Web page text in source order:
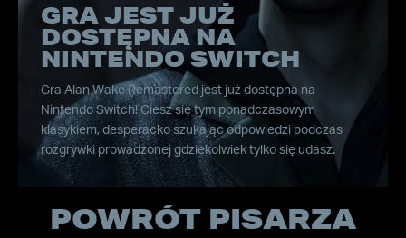
GRA JEST JUŻ
DOSTĘPNA NA
NINTENDO SWITCH
Gra Alan Wake Remastered jest już dostępna na
Nintendo Switch! Ciesz się tym ponadczasowym
klasykiem, desperacko szukając odpowiedzi podczas
rozgrywki prowadzonej gdziekolwiek tylko się udasz.
POWRÓT PISARZA